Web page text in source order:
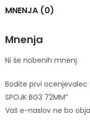
MNENJA (0)
Mnenja
Ni še nobenih mnenj.
Bodite prvi ocenjevalec
SPOJK BG3 72MM”
Vaš e-naslov ne bo